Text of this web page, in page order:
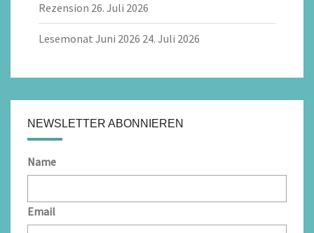
Rezension 26. Juli 2026
Lesemonat Juni 2026 24. Juli 2026
NEWSLETTER ABONNIEREN
Name
Email